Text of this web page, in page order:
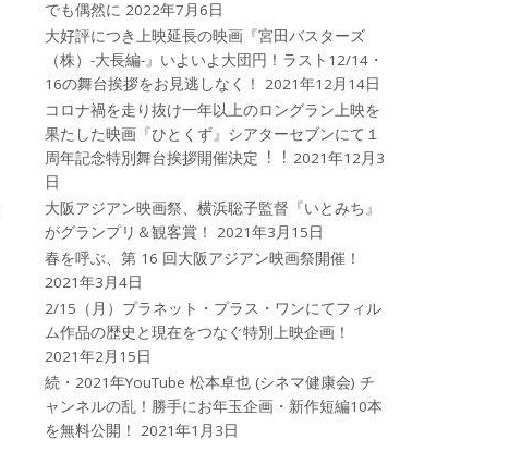
でも偶然に 2022年7月6日
大好評につき上映延長の映画『宮田バスターズ
（株）-大長編-』いよいよ大団円！ラスト12/14・
16の舞台挨拶をお見逃しなく！
2021年12月14日
コロナ禍を⾛り抜け⼀年以上のロングラン上映を
果たした映画『ひとくず』シアターセブンにて１
周年記念特別舞台挨拶開催決定︕︕ 2021年12月3
日
大阪アジアン映画祭、横浜聡子監督『いとみち』
がグランプリ＆観客賞！
2021年3月15日
春を呼ぶ、第 16 回大阪アジアン映画祭開催！
2021年3月4日
2/15（月）プラネット・プラス・ワンにてフィル
ム作品の歴史と現在をつなぐ特別上映企画！
2021年2月15日
続・2021年YouTube 松本卓也 (シネマ健康会) チ
ャンネルの乱！勝手にお年玉企画・新作短編10本
を無料公開！
2021年1月3日